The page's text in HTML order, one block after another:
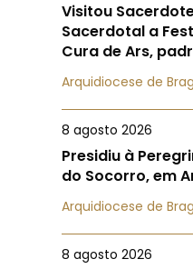
Visitou
Sacerdotal a
Cura de Ars,
Arquidiocese de
8 agosto 2026
Presidiu à
do Socorro, em
Arquidiocese de
8 agosto 2026